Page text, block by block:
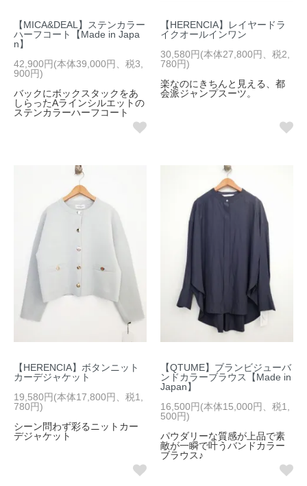
【MICA&DEAL】ステンカラー
ハーフコート【Made in Japa
n】
42,900円(本体39,000円、税3,
900円)
バックにボックスタックをあ
しらったAラインシルエットの
ステンカラーハーフコート
【HERENCIA】レイヤードラ
イクオールインワン
30,580円(本体27,800円、税2,
780円)
楽なのにきちんと見える、都
会派ジャンプスーツ。
【HERENCIA】ボタンニット
カーデジャケット
19,580円(本体17,800円、税1,
780円)
シーン問わず彩るニットカー
デジャケット
【QTUME】ブランビジューバ
ンドカラーブラウス【Made in
Japan】
16,500円(本体15,000円、税1,
500円)
パウダリーな質感が上品で素
敵が一瞬で叶うバンドカラー
ブラウス♪